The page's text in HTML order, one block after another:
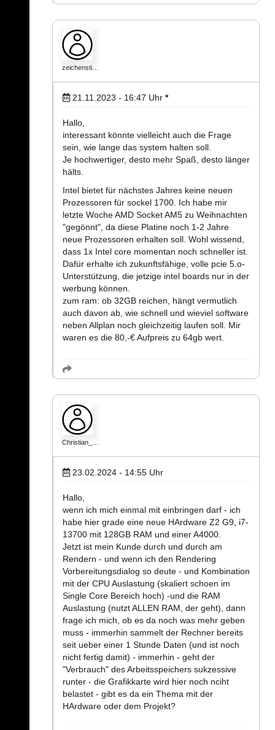
zeichensti…
21.11.2023 - 16:47 Uhr *
Hallo,
interessant könnte vielleicht auch die Frage
sein, wie lange das system halten soll.
Je hochwertiger, desto mehr Spaß, desto länger
hälts.
Intel bietet für nächstes Jahres keine neuen
Prozessoren für sockel 1700. Ich habe mir
letzte Woche AMD Socket AM5 zu Weihnachten
"gegönnt", da diese Platine noch 1-2 Jahre
neue Prozessoren erhalten soll. Wohl wissend,
dass 1x Intel core momentan noch schneller ist.
Dafür erhalte ich zukunftsfähige, volle pcie 5.o-
Unterstützung, die jetzige intel boards nur in der
werbung können.
zum ram: ob 32GB reichen, hängt vermutlich
auch davon ab, wie schnell und wieviel software
neben Allplan noch gleichzeitig laufen soll. Mir
waren es die 80,-€ Aufpreis zu 64gb wert.
Christian_…
23.02.2024 - 14:55 Uhr
Hallo,
wenn ich mich einmal mit einbringen darf - ich
habe hier grade eine neue HArdware Z2 G9, i7-
13700 mit 128GB RAM und einer A4000.
Jetzt ist mein Kunde durch und durch am
Rendern - und wenn ich den Rendering
Vorbereitungsdialog so deute - und Kombination
mit der CPU Auslastung (skaliert schoen im
Single Core Bereich hoch) -und die RAM
Auslastung (nutzt ALLEN RAM, der geht), dann
frage ich mich, ob es da noch was mehr geben
muss - immerhin sammelt der Rechner bereits
seit ueber einer 1 Stunde Daten (und ist noch
nicht fertig damit) - immerhin - geht der
"Verbrauch" des Arbeitsspeichers sukzessive
runter - die Grafikkarte wird hier noch nciht
belastet - gibt es da ein Thema mit der
HArdware oder dem Projekt?